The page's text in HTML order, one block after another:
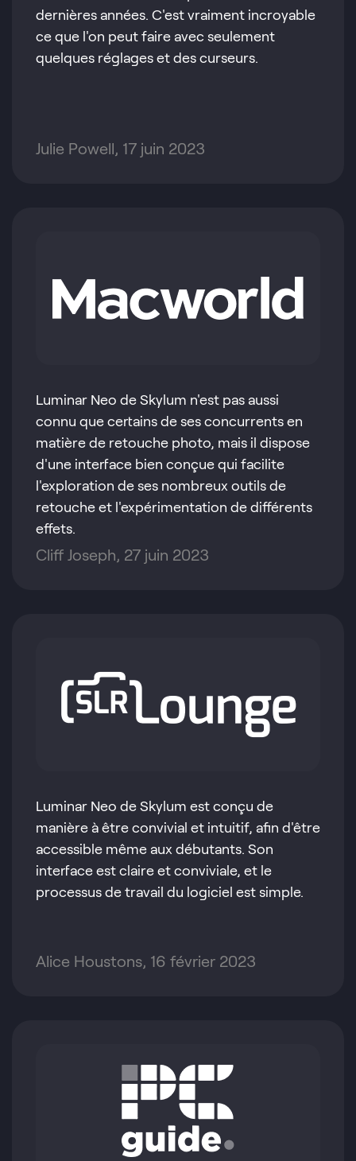
dernières années. C'est vraiment incroyable
ce que l'on peut faire avec seulement
quelques réglages et des curseurs.
Julie Powell, 17 juin 2023
Luminar Neo de Skylum n'est pas aussi
connu que certains de ses concurrents en
matière de retouche photo, mais il dispose
d'une interface bien conçue qui facilite
l'exploration de ses nombreux outils de
retouche et l'expérimentation de différents
effets.
Cliff Joseph, 27 juin 2023
Luminar Neo de Skylum est conçu de
manière à être convivial et intuitif, afin d'être
accessible même aux débutants. Son
interface est claire et conviviale, et le
processus de travail du logiciel est simple.
Alice Houstons, 16 février 2023